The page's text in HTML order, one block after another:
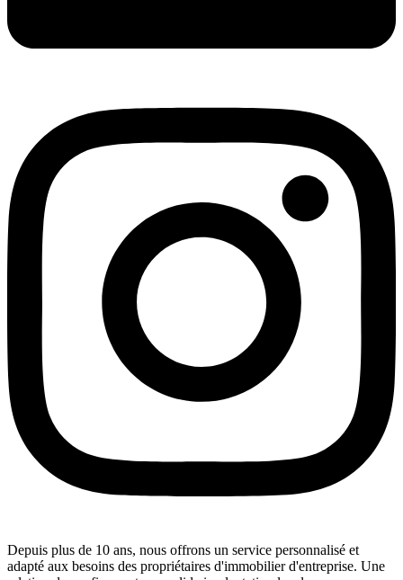
Depuis plus de 10 ans, nous offrons un service personnalisé et
adapté aux besoins des propriétaires d'immobilier d'entreprise. Une